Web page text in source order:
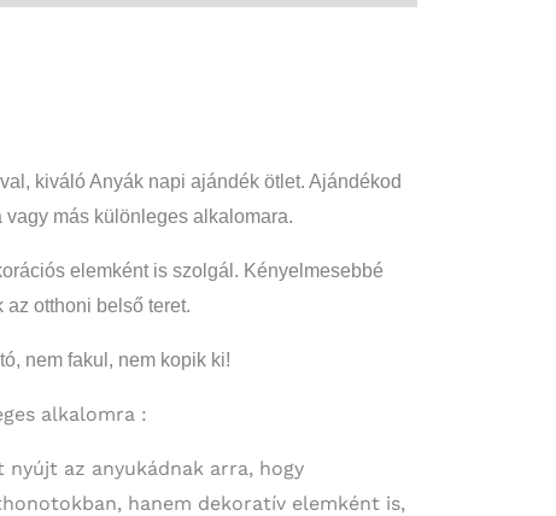
kiváló Anyák napi ajándék ötlet. Ajándékod
más különleges alkalomara.
elemként is szolgál. Kényelmesebbé
otthoni belső teret.
nem fakul, nem kopik ki!
alkalomra :
az anyukádnak arra, hogy
hanem dekoratív elemként is,